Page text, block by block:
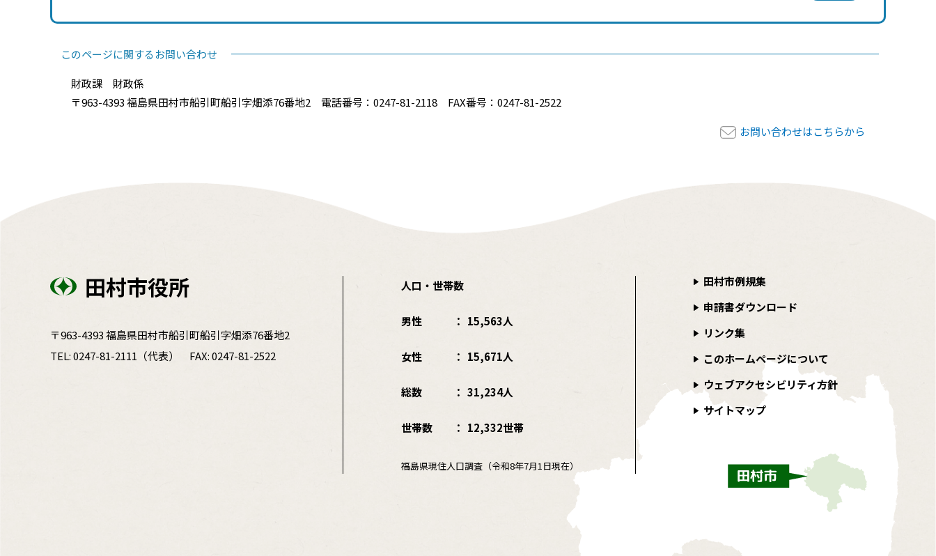
このページに関するお問い合わせ
財政課 財政係
〒963-4393 福島県田村市船引町船引字畑添76番地2 電話番号：0247-81-2118 FAX番号：0247-81-2522
お問い合わせはこちらから
田村市役所
〒963-4393 福島県田村市船引町船引字畑添76番地2
TEL:0247-81-2111 （代表） FAX: 0247-81-2522
人口・世帯数
男性 15,563人
女性 15,671人
総数 31,234人
世帯数 12,332世帯
福島県現住人口調査（令和8年7月1日現在）
田村市例規集
申請書ダウンロード
リンク集
このホームページについて
ウェブアクセシビリティ方針
サイトマップ